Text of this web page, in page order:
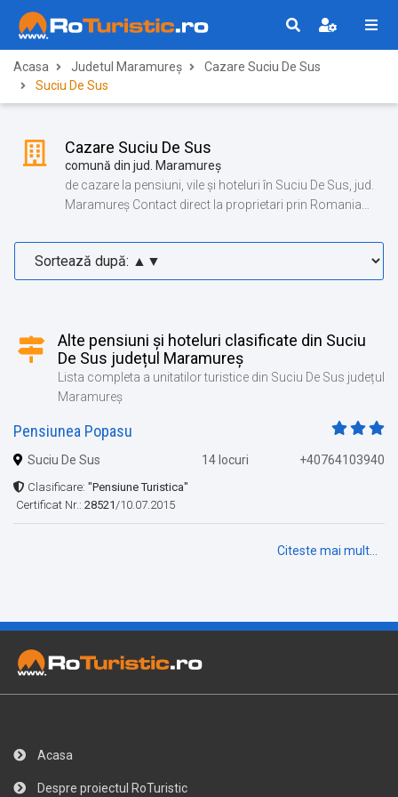
Acasa Judetul Maramureș
Cazare Suciu De Sus
Suciu De Sus
Cazare Suciu De Sus
comună din jud. Maramureș
de cazare la pensiuni, vile și hoteluri în Suciu De Sus, jud.
Maramureș Contact direct la proprietari prin Romania
Alte pensiuni și hoteluri clasificate din Suciu
De Sus județul Maramureș
Lista completa a unitatilor turistice din Suciu De Sus județul
Maramureș
Pensiunea Popasu
Suciu De Sus 14 locuri +40764103940
Clasificare: "Pensiune Turistica"
Certificat Nr.: 28521/10.07.2015
Citeste mai mult...
Acasa
Despre proiectul RoTuristic